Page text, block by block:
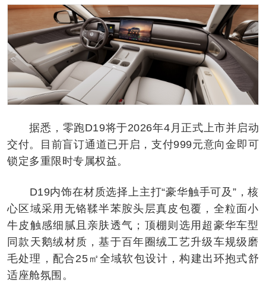
据悉，零跑D19将于2026年4月正式上市并启动
交付。目前盲订通道已开启，支付999元意向金即可
锁定多重限时专属权益。
D19内饰在材质选择上主打“豪华触手可及”，核
心区域采用无铬鞣半苯胺头层真皮包覆，全粒面小
牛皮触感细腻且亲肤透气；顶棚则选用超豪华车型
同款天鹅绒材质，基于百年圈绒工艺升级车规级磨
毛处理，配合25㎡全域软包设计，构建出环抱式舒
适座舱氛围。